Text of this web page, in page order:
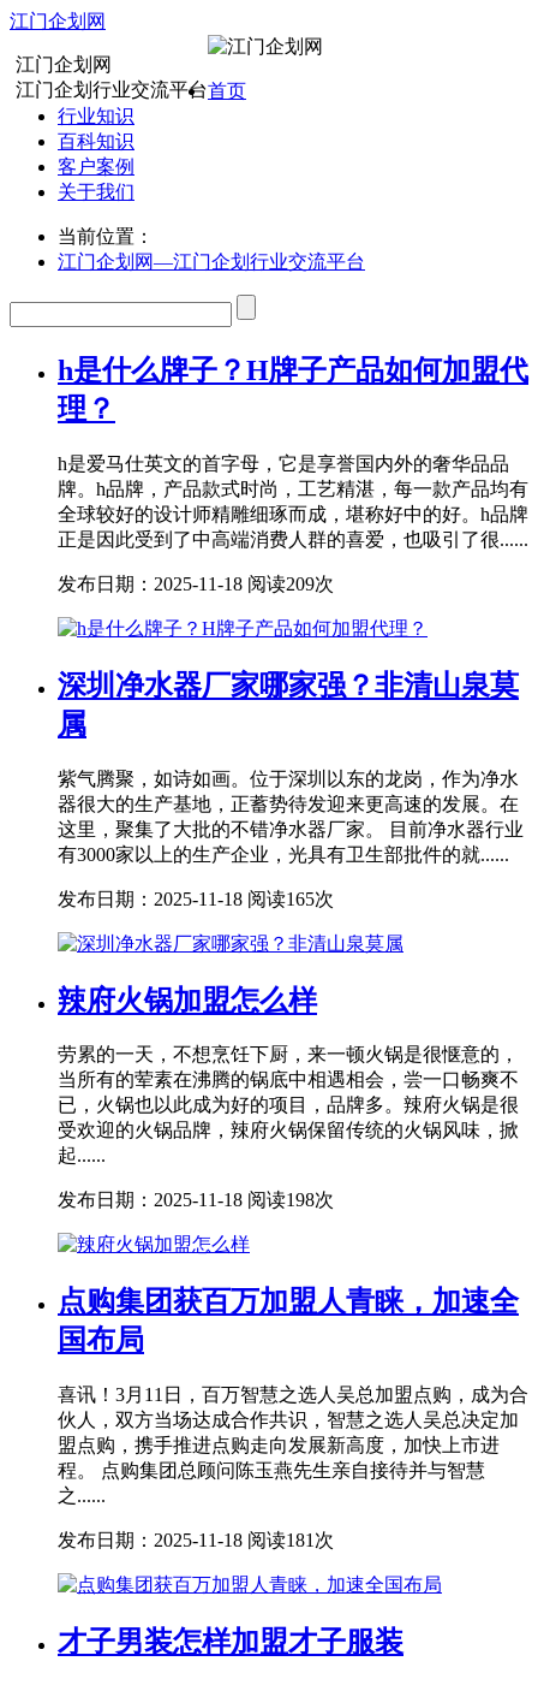
江门企划网
江门企划网
江门企划行业交流平台首页
行业知识
百科知识
客户案例
关于我们
当前位置：
江门企划网—江门企划行业交流平台
h是什么牌子？H牌子产品如何加盟代
理？
h是爱马仕英文的首字母，它是享誉国内外的奢华品品
牌。h品牌，产品款式时尚，工艺精湛，每一款产品均有
全球较好的设计师精雕细琢而成，堪称好中的好。h品牌
正是因此受到了中高端消费人群的喜爱，也吸引了很......
发布日期：2025-11-18 阅读209次
深圳净水器厂家哪家强？非清山泉莫
属
紫气腾聚，如诗如画。位于深圳以东的龙岗，作为净水
器很大的生产基地，正蓄势待发迎来更高速的发展。在
这里，聚集了大批的不错净水器厂家。 目前净水器行业
有3000家以上的生产企业，光具有卫生部批件的就......
发布日期：2025-11-18 阅读165次
辣府火锅加盟怎么样
劳累的一天，不想烹饪下厨，来一顿火锅是很惬意的，
当所有的荤素在沸腾的锅底中相遇相会，尝一口畅爽不
已，火锅也以此成为好的项目，品牌多。辣府火锅是很
受欢迎的火锅品牌，辣府火锅保留传统的火锅风味，掀
起......
发布日期：2025-11-18 阅读198次
点购集团获百万加盟人青睐，加速全
国布局
喜讯！3月11日，百万智慧之选人吴总加盟点购，成为合
伙人，双方当场达成合作共识，智慧之选人吴总决定加
盟点购，携手推进点购走向发展新高度，加快上市进
程。 点购集团总顾问陈玉燕先生亲自接待并与智慧
之......
发布日期：2025-11-18 阅读181次
才子男装怎样加盟才子服装